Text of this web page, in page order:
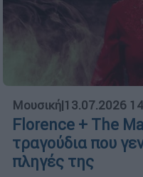
Μουσική|13.07.2026
Florence + The
τραγούδια που
πληγές της